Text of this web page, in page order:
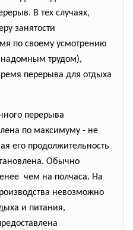
В тех случаях,
занятости
по своему усмотрению
трудом),
перерыва для отдыха
перерыва
по максимуму - не
его продолжительность
Обычно
чем на полчаса. На
невозможно
и питания,